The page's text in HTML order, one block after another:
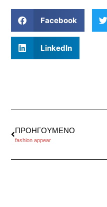
Facebook
LinkedIn
ΠΡΟΗΓΟΎΜΕΝΟ
fashion appear